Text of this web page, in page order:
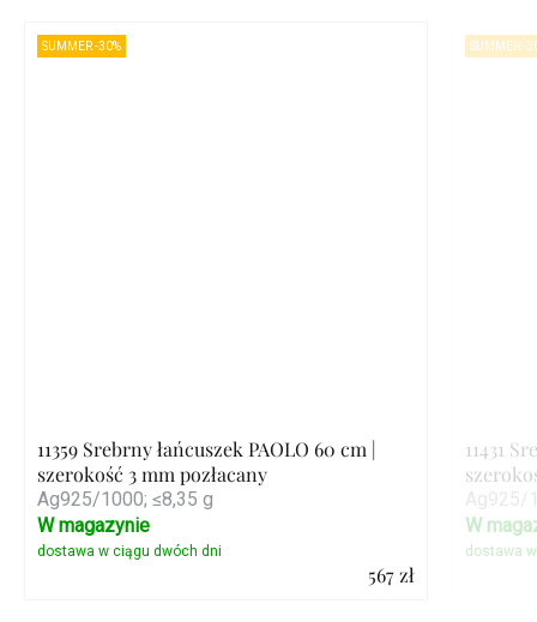
SUMMER -30%
11359 Srebrny łańcuszek PAOLO 60 cm |
szerokość 3 mm pozłacany
Ag925/1000; ≤8,35 g
567 zł
W magazynie
SUMMER -
11431
W